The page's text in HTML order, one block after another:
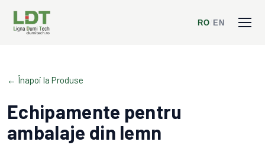
RO EN
← Înapoi la Produse
Echipamente pentru
ambalaje din lemn